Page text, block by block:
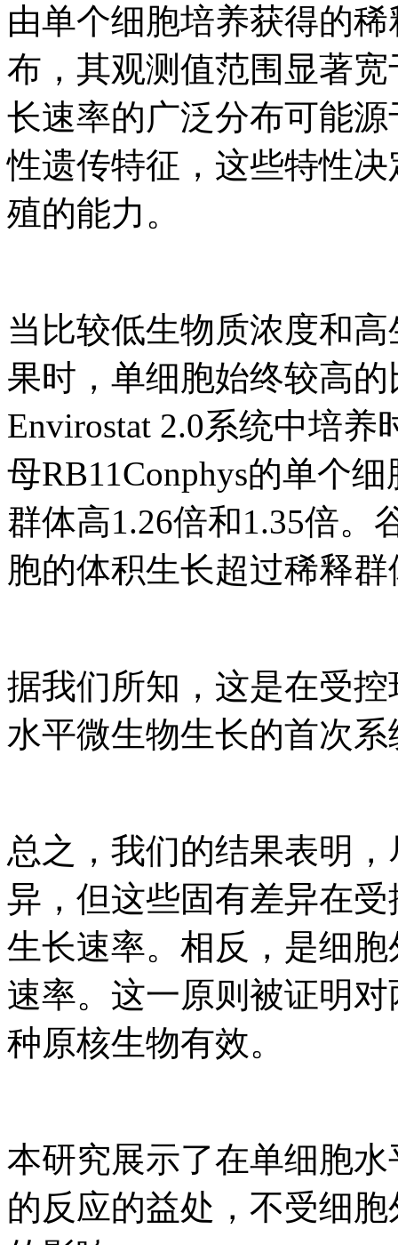
由单个细胞培养获得的
布，其观测值范围显著
长速率的广泛分布可能
性遗传特征，这些特性
殖的能力。
当比较低生物质浓度和
果时，单细胞始终较高
Envirostat 2.0系统中培
母RB11Conphys的单个
群体高1.26倍和1.35倍。
胞的体积生长超过稀释
据我们所知，这是在受
水平微生物生长的首次
总之，我们的结果表明
异，但这些固有差异在
生长速率。相反，是细
速率。这一原则被证明
种原核生物有效。
本研究展示了在单细胞
的反应的益处，不受细